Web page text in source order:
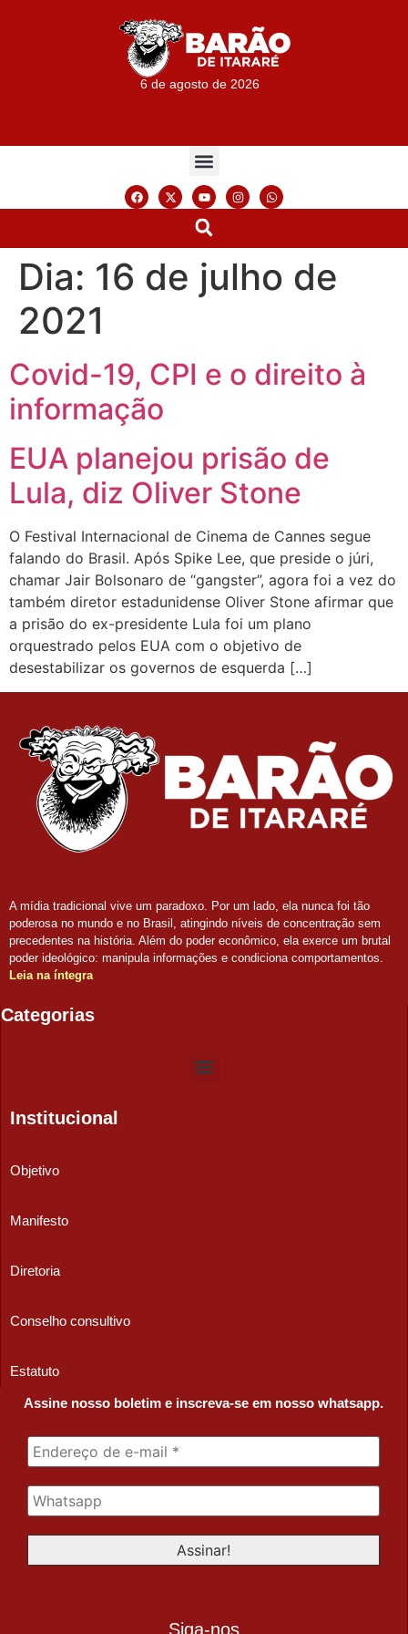
6 de agosto de 2026
Dia: 16 de julho de
2021
Covid-19, CPI e o direito à
informação
EUA planejou prisão de
Lula, diz Oliver Stone
O Festival Internacional de Cinema de Cannes segue
falando do Brasil. Após Spike Lee, que preside o júri,
chamar Jair Bolsonaro de “gangster”, agora foi a vez do
também diretor estadunidense Oliver Stone afirmar que
a prisão do ex-presidente Lula foi um plano
orquestrado pelos EUA com o objetivo de
desestabilizar os governos de esquerda […]
A mídia tradicional vive um paradoxo. Por um lado, ela nunca foi tão
poderosa no mundo e no Brasil, atingindo níveis de concentração sem
precedentes na história. Além do poder econômico, ela exerce um brutal
poder ideológico: manipula informações e condiciona comportamentos.
Leia na íntegra
Categorias
Institucional
Objetivo
Manifesto
Diretoria
Conselho consultivo
Estatuto
Assine nosso boletim e inscreva-se em nosso whatsapp.
Siga-nos